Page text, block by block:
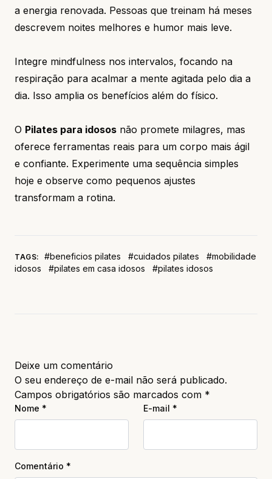
a energia renovada. Pessoas que treinam há meses
descrevem noites melhores e humor mais leve.
Integre mindfulness nos intervalos, focando na
respiração para acalmar a mente agitada pelo dia a
dia. Isso amplia os benefícios além do físico.
O Pilates para idosos não promete milagres, mas
oferece ferramentas reais para um corpo mais ágil
e confiante. Experimente uma sequência simples
hoje e observe como pequenos ajustes
transformam a rotina.
TAGS: #beneficios pilates #cuidados pilates
#mobilidade
idosos
#pilates em casa idosos #pilates idosos
Deixe um comentário
O seu endereço de e-mail não será publicado.
Campos obrigatórios são marcados com *
Nome * E-mail *
Comentário *